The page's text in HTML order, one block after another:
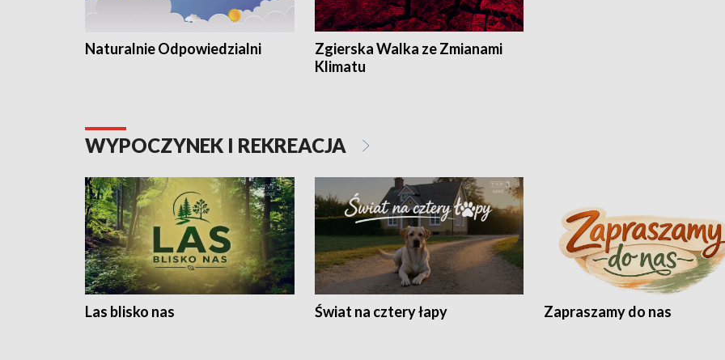
Naturalnie Odpowiedzialni
Zgierska Walka ze Zmianami
Klimatu
WYPOCZYNEK I REKREACJA
Las blisko nas Świat na cztery łapy Zapraszamy do nas